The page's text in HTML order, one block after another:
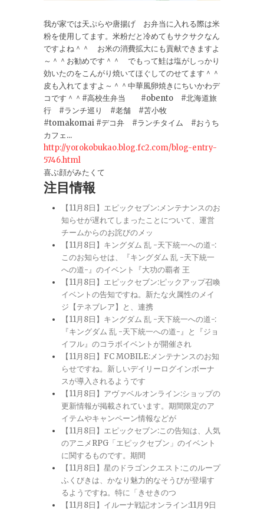
我が家では天ぷらや唐揚げ お弁当に入れる際は米
粉を使用してます。米粉だと冷めてもサクサクなん
ですよね＾＾ お米の消費拡大にも貢献できますよ
～＾＾お勧めです＾＾ でもって鮭は塩がしっかり
効いたのをこんがり焼いてほぐしてのせてます＾＾
皮も入れてますよ～＾＾中華風卵焼きにちいかわデ
コです＾＾#高校生弁当 #obento #北海道旅
行 #ランチ巡り #老舗 #苫小牧
#tomakomai #デコ弁 #ランチタイム #おうち
カフェ...
http://yorokobukao.blog.fc2.com/blog-entry-
5746.html
喜ぶ顔がみたくて
注目情報
【11月8日】エピックセブン:メンテナンスのお
知らせが遅れてしまったことについて、運営
チームからのお詫びのメッ
【11月8日】キングダム 乱 -天下統一への道-:
このお知らせは、『キングダム 乱 -天下統一
への道-』のイベント『大功の覇者 王
【11月8日】エピックセブン:ピックアップ召喚
イベントの告知ですね。新たな火属性のメイ
ジ【テネブレア】と、連携
【11月8日】キングダム 乱 -天下統一への道-:
『キングダム 乱 -天下統一への道-』と『ジョ
イフル』のコラボイベントが開催され
【11月8日】FC MOBILE:メンテナンスのお知
らせですね。新しいデイリーログインボーナ
スが導入されるようです
【11月8日】アヴァベルオンライン:ショップの
更新情報が掲載されています。期間限定のア
イテムやキャンペーン情報などが
【11月8日】エピックセブン:この告知は、人気
のアニメRPG「エピックセブン」のイベント
に関するものです。期間
【11月8日】星のドラゴンクエスト:このループ
ふくびきは、かなり魅力的なそうびが登場す
るようですね。特に「きせきのつ
【11月8日】イルーナ戦記オンライン:11月9日